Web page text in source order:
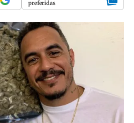
preferidas